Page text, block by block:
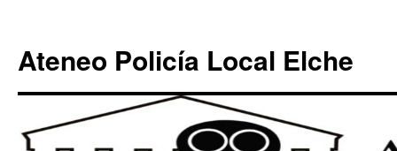
Ateneo Policía Local Elche